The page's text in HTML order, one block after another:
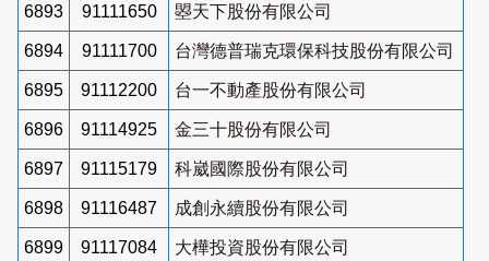
6893 91111650 曌天下股份有限公司
6894 91111700 台灣德普瑞克環保科技股份有限公司
6895 91112200 台一不動產股份有限公司
6896 91114925 金三十股份有限公司
6897 91115179 科崴國際股份有限公司
6898 91116487 成創永續股份有限公司
6899 91117084 大樺投資股份有限公司